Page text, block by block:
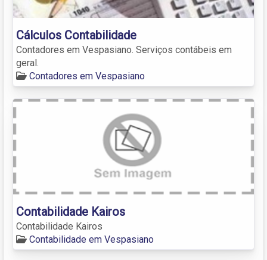
Cálculos Contabilidade
Contadores em Vespasiano. Serviços contábeis em
geral.
Contadores em Vespasiano
Contabilidade Kairos
Contabilidade Kairos
Contabilidade em Vespasiano